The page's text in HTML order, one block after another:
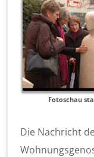
Fotoschau
Die Nachricht